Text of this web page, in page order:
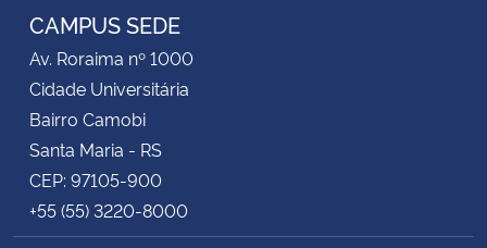
Secretaria-Geral
Secretaria de Governo
Gabinete de Segurança Institucional
Advocacia-Geral da União
CAMPUS SEDE
Av. Roraima nº 1000
Cidade Universitária
Bairro Camobi
Santa Maria - RS
CEP: 97105-900
+55 (55) 3220-8000